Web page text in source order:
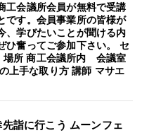
工会議所会員が無料で受講
です。会員事業所の皆様が
、学びたいことが聞ける内
ひ奮ってご参加下さい。 セ
場所 商工会議所内 会議室
上手な取り方 講師 マサエ
先詣に行こう ムーンフェ